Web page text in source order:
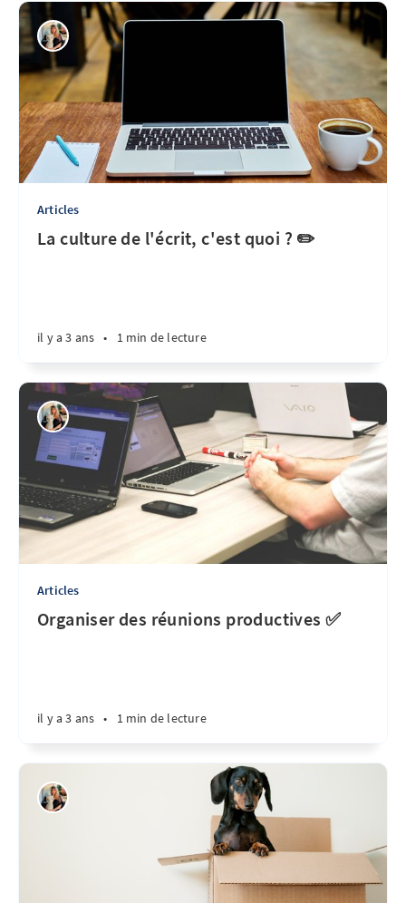
Articles
La culture de l'écrit, c'est quoi ? ✏️
il y a 3 ans • 1 min de lecture
Articles
Organiser des réunions productives ✅
il y a 3 ans • 1 min de lecture